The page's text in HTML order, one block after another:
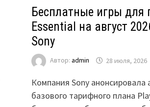
Бесплатные игры для
Essential на август
Sony
Автор:admin 28 июля, 2026
Компания Sony анонсировала
базового тарифного плана